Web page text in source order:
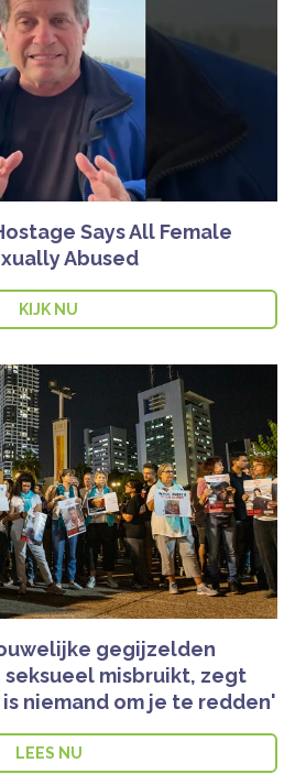
Says All Female
Abused
KIJK NU
gegijzelden
misbruikt, zegt
is niemand om je te redden'
LEES NU